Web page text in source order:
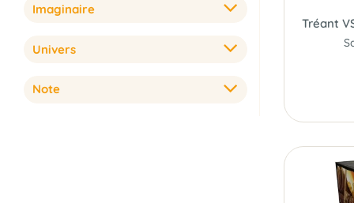
Imaginaire
Univers
Note
Tréant